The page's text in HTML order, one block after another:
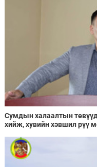
Сумдын халаалтын
хийж, хувийн хэвшил рүү